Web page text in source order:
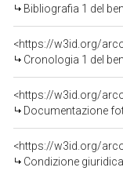
Bibliografia 1 del
<https://w3id.org/
Cronologia 1 del
Documentazione
Condizione